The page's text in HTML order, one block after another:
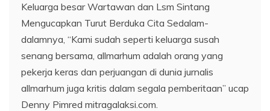
Keluarga besar Wartawan dan Lsm Sintang
Mengucapkan Turut Berduka Cita Sedalam-
dalamnya, “Kami sudah seperti keluarga susah
senang bersama, allmarhum adalah orang yang
pekerja keras dan perjuangan di dunia jurnalis
allmarhum juga kritis dalam segala pemberitaan” ucap
Denny Pimred mitragalaksi.com.